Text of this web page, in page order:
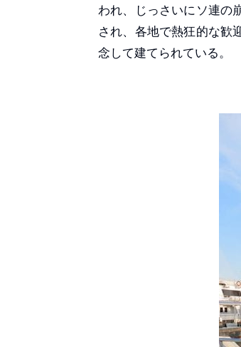
われ、じっさいにソ連の
され、各地で熱狂的な歓
念して建てられている。